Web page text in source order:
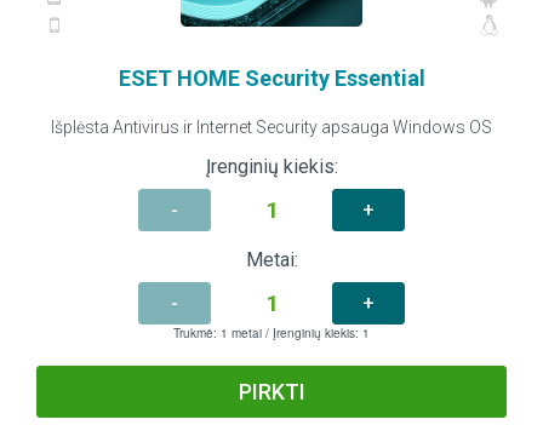
ESET HOME Security Essential
Išplėsta Antivirus ir Internet Security apsauga Windows OS
Įrenginių kiekis:
-
+
Metai:
-
+
Trukmė: 1 metai / Įrenginių kiekis: 1
PIRKTI